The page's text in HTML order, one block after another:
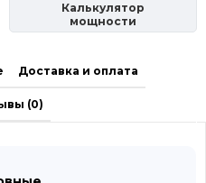
Калькулятор
мощности
Доставка и оплата
(0)